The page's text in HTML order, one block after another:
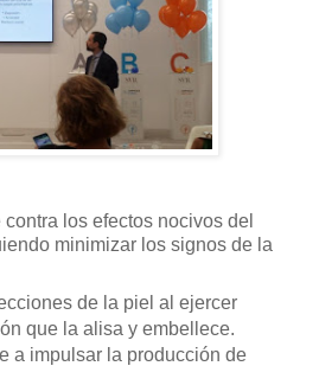
los efectos nocivos del
minimizar los signos de la
de la piel al ejercer
que la alisa y embellece.
a impulsar la producción de